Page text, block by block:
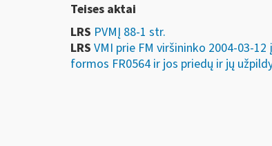
Teises aktai
LRS PVMĮ 88-1 str.
LRS VMI prie FM viršininko 2004-03-
formos FR0564 ir jos priedų ir jų